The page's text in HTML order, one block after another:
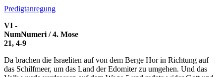
Predigtanregung
VI -
NumNumeri / 4. Mose
21, 4-9
Da brachen die Israeliten auf von dem Berge Hor in Richtung auf
das Schilfmeer, um das Land der Edomiter zu umgehen. Und das